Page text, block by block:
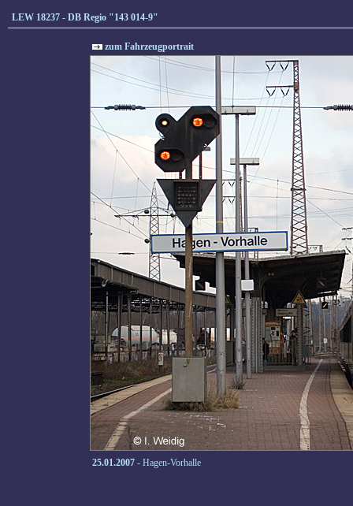
LEW 18237 - DB Regio "143 014-9"
zum Fahrzeugportrait
25.01.2007 - Hagen-Vorhalle